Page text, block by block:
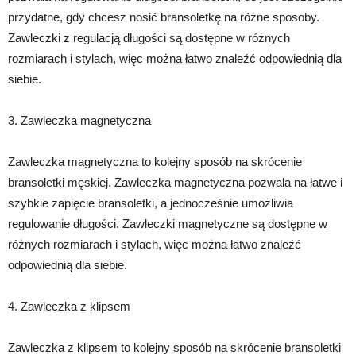
przydatne, gdy chcesz nosić bransoletkę na różne sposoby.
Zawleczki z regulacją długości są dostępne w różnych
rozmiarach i stylach, więc można łatwo znaleźć odpowiednią dla
siebie.
3. Zawleczka magnetyczna
Zawleczka magnetyczna to kolejny sposób na skrócenie
bransoletki męskiej. Zawleczka magnetyczna pozwala na łatwe i
szybkie zapięcie bransoletki, a jednocześnie umożliwia
regulowanie długości. Zawleczki magnetyczne są dostępne w
różnych rozmiarach i stylach, więc można łatwo znaleźć
odpowiednią dla siebie.
4. Zawleczka z klipsem
Zawleczka z klipsem to kolejny sposób na skrócenie bransoletki